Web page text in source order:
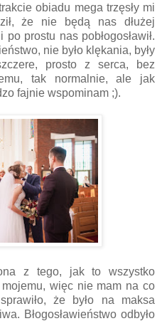
obiadu mega trzęsły mi
że nie będą nas dłużej
prostu nas pobłogosławił.
nie było klękania, były
prosto z serca, bez
tak normalnie, ale jak
fajnie wspominam ;).
z tego, jak to wszystko
mojemu, więc nie mam na co
że było na maksa
Błogosławieństwo odbyło